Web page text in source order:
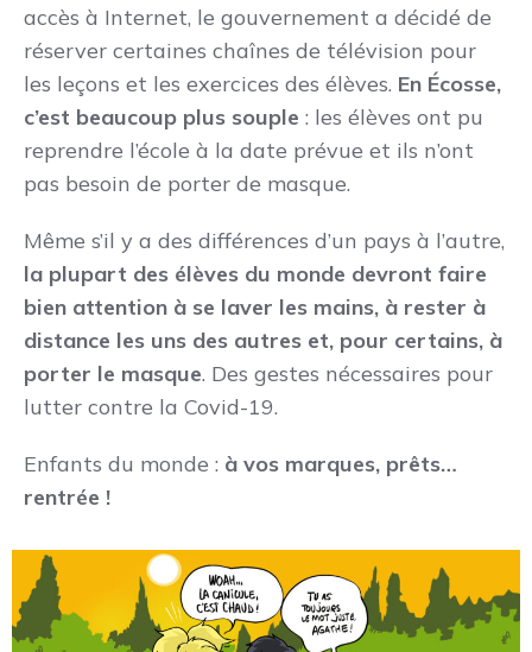
accès à Internet, le gouvernement a décidé de
réserver certaines chaînes de télévision pour
les leçons et les exercices des élèves. En Écosse,
c’est beaucoup plus souple : les élèves ont pu
reprendre l’école à la date prévue et ils n’ont
pas besoin de porter de masque.
Même s’il y a des différences d’un pays à l’autre,
la plupart des élèves du monde devront faire
bien attention à se laver les mains, à rester à
distance les uns des autres et, pour certains, à
porter le masque. Des gestes nécessaires pour
lutter contre la Covid-19.
Enfants du monde : à vos marques, prêts…
rentrée !